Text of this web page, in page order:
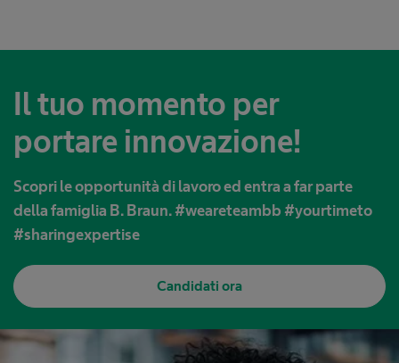
Il tuo momento per
portare innovazione!
Scopri le opportunità di lavoro ed entra a far parte
della famiglia B. Braun. #weareteambb #yourtimeto
#sharingexpertise
Candidati ora